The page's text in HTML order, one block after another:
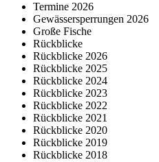
Termine 2026
Gewässersperrungen 2026
Große Fische
Rückblicke
Rückblicke 2026
Rückblicke 2025
Rückblicke 2024
Rückblicke 2023
Rückblicke 2022
Rückblicke 2021
Rückblicke 2020
Rückblicke 2019
Rückblicke 2018